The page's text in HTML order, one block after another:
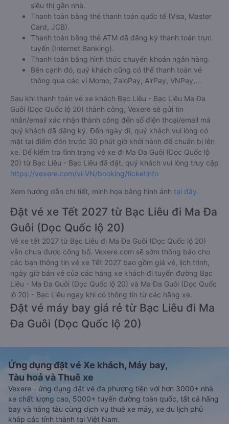
siêu thị gần nhà.
Thanh toán bằng thẻ thanh toán quốc tế (Visa, Master
Card, JCB).
Thanh toán bằng thẻ ATM đã đăng ký thanh toán trực
tuyến (Internet Banking).
Thanh toán bằng hình thức chuyển khoản ngân hàng.
Bên cạnh đó, quý khách cũng có thể thanh toán vé
thông qua các ví Momo, ZaloPay, AirPay, VNPay,…
Sau khi thanh toán vé xe khách Bạc Liêu - Bạc Liêu Ma Đa
Guôi (Dọc Quốc lộ 20) thành công, Vexere sẽ gửi tin
nhắn/email xác nhận thành công đến số điện thoại/email mà
quý khách đã đăng ký. Đến ngày đi, quý khách vui lòng có
mặt tại điểm đón trước 30 phút giờ khởi hành để chuẩn bị lên
xe. Để kiểm tra tình trạng vé xe đi Ma Đa Guôi (Dọc Quốc lộ
20) từ Bạc Liêu - Bạc Liêu đã đặt, quý khách vui lòng truy cập
https://vexere.com/vi-VN/booking/ticketinfo
Xem hướng dẫn chi tiết, minh họa bằng hình ảnh tại đây.
Đặt vé xe Tết 2027 từ Bạc Liêu đi Ma Đa
Guôi (Dọc Quốc lộ 20)
Vé xe tết 2027 từ Bạc Liêu đi Ma Đa Guôi (Dọc Quốc lộ 20)
vẫn chưa được công bố. Vexere.com sẽ sớm thông báo cho
các bạn thông tin vé xe Tết 2027 bao gồm giá vé, lịch trình,
ngày giờ bán vé của các hãng xe khách đi tuyến đường Bạc
Liêu - Ma Đa Guôi (Dọc Quốc lộ 20) và Ma Đa Guôi (Dọc Quốc
lộ 20) - Bạc Liêu ngay khi có thông tin từ các hãng xe.
Đặt vé máy bay giá rẻ từ Bạc Liêu đi Ma
Đa Guôi (Dọc Quốc lộ 20)
Ứng dụng đặt vé Xe khách, Máy bay,
Tàu hoả và Thuê xe
Vexere - ứng dụng đặt vé đa phương tiện với hơn 3000+ nhà
xe chất lượng cao, 5000+ tuyến đường toàn quốc, tất cả hãng
bay và hãng tàu cùng dịch vụ thuê xe máy, xe du lịch phủ
khắp các tỉnh thành tại Việt Nam.